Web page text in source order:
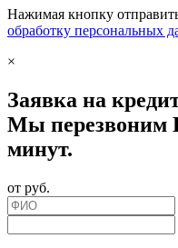
Нажимая кнопку
обработку персональных
×
Заявка на
Мы перезвоним
минут.
от руб.